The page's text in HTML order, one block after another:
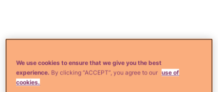
We use cookies to ensure that we give you the best
experience. By clicking “ACCEPT”, you agree to our use of
cookies.